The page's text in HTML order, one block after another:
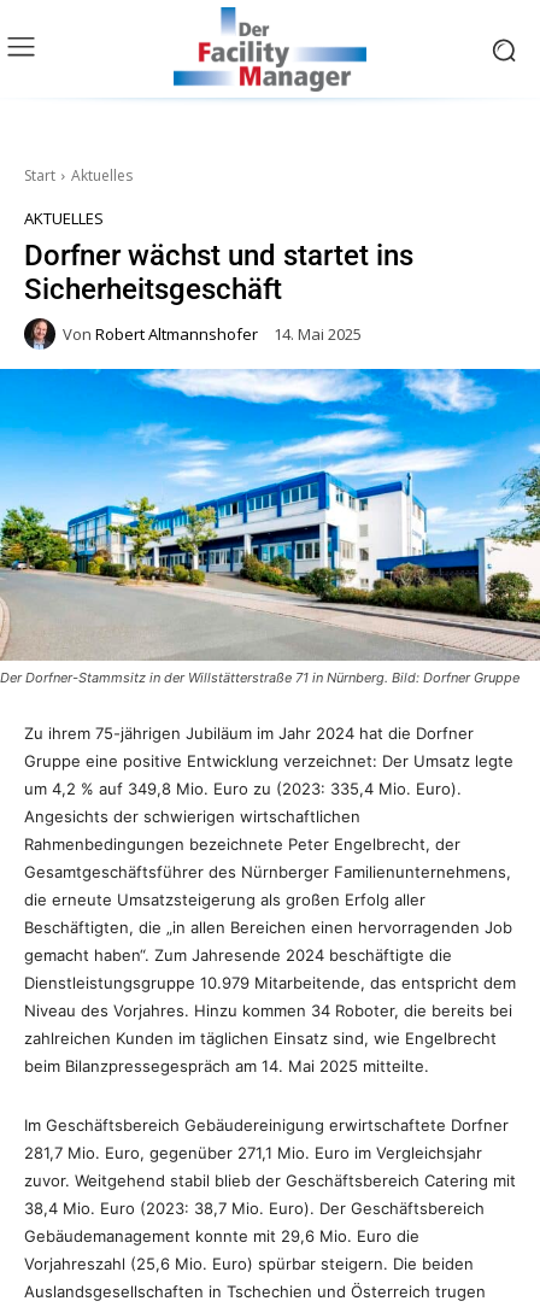
Start Aktuelles
AKTUELLES
Dorfner wächst und startet ins
Sicherheitsgeschäft
Von Robert Altmannshofer 14. Mai 2025
Der Dorfner-Stammsitz in der Willstätterstraße 71 in Nürnberg. Bild: Dorfner Gruppe
Zu ihrem 75-jährigen Jubiläum im Jahr 2024 hat die Dorfner
Gruppe eine positive Entwicklung verzeichnet: Der Umsatz legte
um 4,2 % auf 349,8 Mio. Euro zu (2023: 335,4 Mio. Euro).
Angesichts der schwierigen wirtschaftlichen
Rahmenbedingungen bezeichnete Peter Engelbrecht, der
Gesamtgeschäftsführer des Nürnberger Familienunternehmens,
die erneute Umsatzsteigerung als großen Erfolg aller
Beschäftigten, die „in allen Bereichen einen hervorragenden Job
gemacht haben“. Zum Jahresende 2024 beschäftigte die
Dienstleistungsgruppe 10.979 Mitarbeitende, das entspricht dem
Niveau des Vorjahres. Hinzu kommen 34 Roboter, die bereits bei
zahlreichen Kunden im täglichen Einsatz sind, wie Engelbrecht
beim Bilanzpressegespräch am 14. Mai 2025 mitteilte.
Im Geschäftsbereich Gebäudereinigung erwirtschaftete Dorfner
281,7 Mio. Euro, gegenüber 271,1 Mio. Euro im Vergleichsjahr
zuvor. Weitgehend stabil blieb der Geschäftsbereich Catering mit
38,4 Mio. Euro (2023: 38,7 Mio. Euro). Der Geschäftsbereich
Gebäudemanagement konnte mit 29,6 Mio. Euro die
Vorjahreszahl (25,6 Mio. Euro) spürbar steigern. Die beiden
Auslandsgesellschaften in Tschechien und Österreich trugen